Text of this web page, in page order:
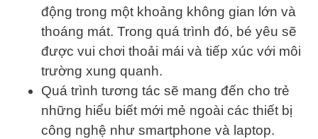
động trong một khoảng không gian lớn và
thoáng mát. Trong quá trình đó, bé yêu sẽ
được vui chơi thoải mái và tiếp xúc với môi
trường xung quanh.
Quá trình tương tác sẽ mang đến cho trẻ
những hiểu biết mới mẻ ngoài các thiết bị
công nghệ như smartphone và laptop.